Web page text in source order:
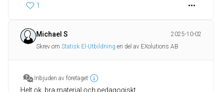
1
Michael S
2025-10-02
Skrev om Statisk El-Utbildning en del av EXolutions AB
Inbjuden av företaget
Helt ok, bra material och pedagogiskt.